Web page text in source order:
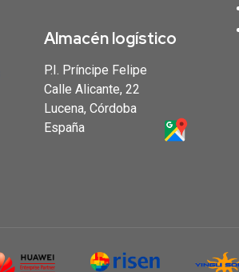
Almacén logístico
P.I. Príncipe Felipe
Calle Alicante, 22
Lucena, Córdoba
España